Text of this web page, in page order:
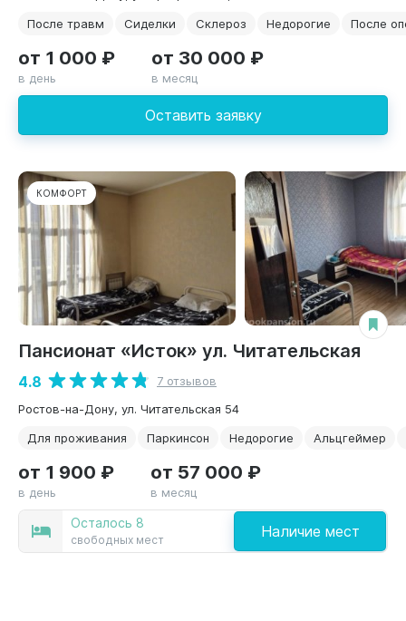
После травм
Сиделки Склероз Недорогие После
Оставить заявку
от 1 000 ₽
в день
от 30 000 ₽
в месяц
КОМФОРТ
Пансионат «Исток» ул. Читательская
4.8
7 отзывов
Ростов-на-Дону, ул. Читательская 54
Для проживания
Паркинсон Недорогие Альцгеймер
Осталось 8
свободных мест Наличие мест
от 1 900 ₽
в день
от 57 000 ₽
в месяц